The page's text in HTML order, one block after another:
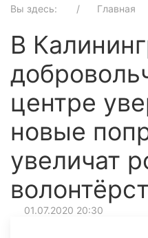
Вы здесь: Главная
В
центре
новые
увеличат
01.07.2020 20:30